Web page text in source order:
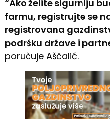
“Ako želite sigurniju
farmu, registrujte se
registrovana
podršku države i
poručuje Aščalić.